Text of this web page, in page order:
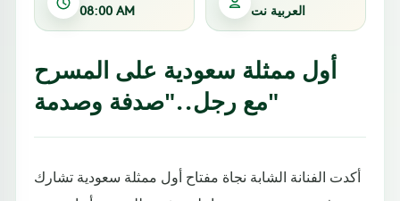
08:00 AM العربية نت
أول ممثلة سعودية على المسرح
مع رجل.."صدفة وصدمة"
أكدت الفنانة الشابة نجاة مفتاح أول ممثلة سعودية تشارك